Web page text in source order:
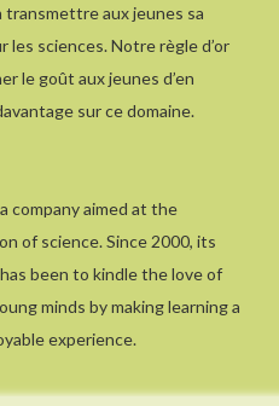
transmettre aux jeunes sa
les sciences. Notre règle d’or
le goût aux jeunes d’en
sur ce domaine.
company aimed at the
of science. Since 2000, its
been to kindle the love of
minds by making learning a
experience.